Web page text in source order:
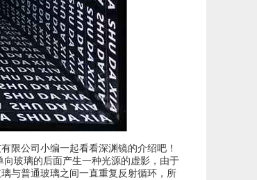
限公司小编一起看看深渊镜的介绍吧！
玻璃的后面产生一种光源的虚影，由于
与普通玻璃之间一直重复反射循环，所